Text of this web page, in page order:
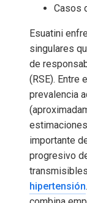
Casos
Esuatini
singulares
de
(RSE). Entre
prevalencia
importante
progresivo
hipertensión